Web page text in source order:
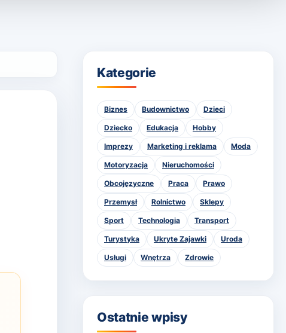
Kategorie
Biznes Budownictwo Dzieci
Dziecko Edukacja Hobby
Imprezy Marketing i reklama Moda
Motoryzacja Nieruchomości
Obcojęzyczne Praca Prawo
Przemysł Rolnictwo Sklepy
Sport Technologia Transport
Turystyka Ukryte Zajawki Uroda
Usługi Wnętrza Zdrowie
Ostatnie wpisy